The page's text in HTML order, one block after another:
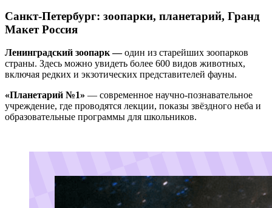
Санкт-Петербург: зоопарки, планетарий, Гранд
Макет Россия
Ленинградский зоопарк —один из старейших зоопарков
страны. Здесь можно увидеть более 600 видов животных,
включая редких и экзотических представителей фауны.
«Планетарий №1» — современное научно-познавательное
учреждение, где проводятся лекции, показы звёздного неба и
образовательные программы для школьников.